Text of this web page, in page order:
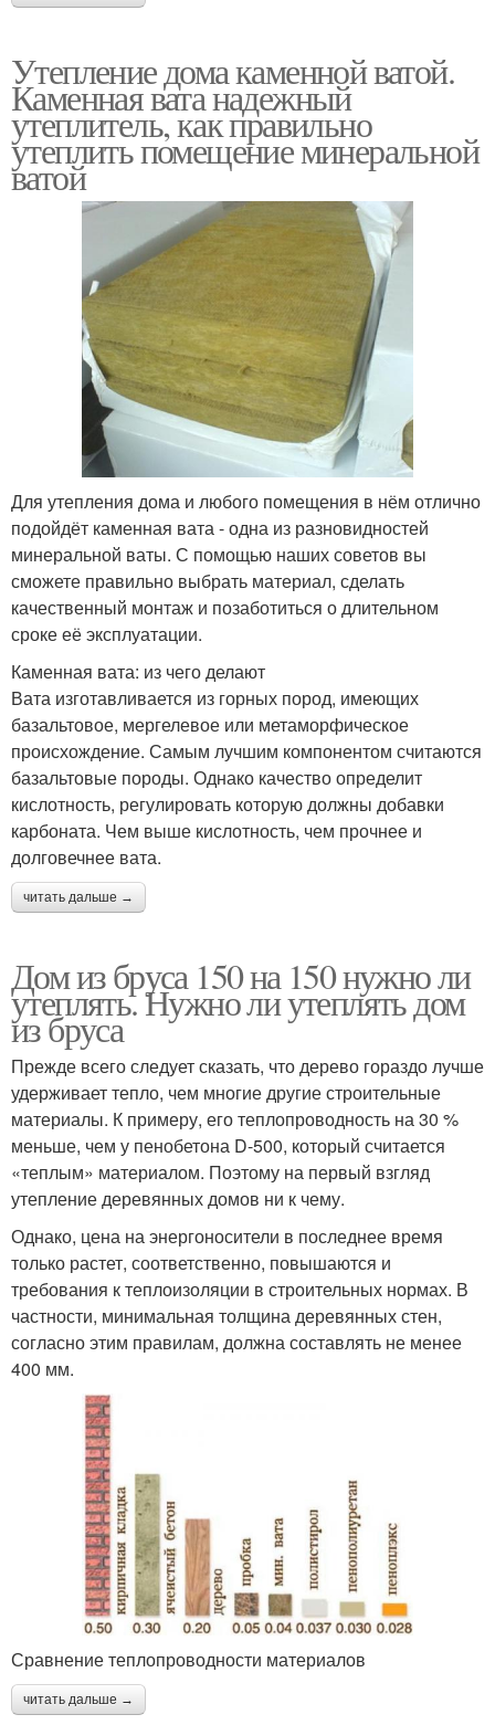
Утепление дома каменной ватой.
Каменная вата надежный
утеплитель, как правильно
утеплить помещение минеральной
ватой
Для утепления дома и любого помещения в нём отлично
подойдёт каменная вата - одна из разновидностей
минеральной ваты. С помощью наших советов вы
сможете правильно выбрать материал, сделать
качественный монтаж и позаботиться о длительном
сроке её эксплуатации.
Каменная вата: из чего делают
Вата изготавливается из горных пород, имеющих
базальтовое, мергелевое или метаморфическое
происхождение. Самым лучшим компонентом считаются
базальтовые породы. Однако качество определит
кислотность, регулировать которую должны добавки
карбоната. Чем выше кислотность, чем прочнее и
долговечнее вата.
читать дальше →
Дом из бруса 150 на 150 нужно ли
утеплять. Нужно ли утеплять дом
из бруса
Прежде всего следует сказать, что дерево гораздо лучше
удерживает тепло, чем многие другие строительные
материалы. К примеру, его теплопроводность на 30 %
меньше, чем у пенобетона D-500, который считается
«теплым» материалом. Поэтому на первый взгляд
утепление деревянных домов ни к чему.
Однако, цена на энергоносители в последнее время
только растет, соответственно, повышаются и
требования к теплоизоляции в строительных нормах. В
частности, минимальная толщина деревянных стен,
согласно этим правилам, должна составлять не менее
400 мм.
Сравнение теплопроводности материалов
читать дальше →